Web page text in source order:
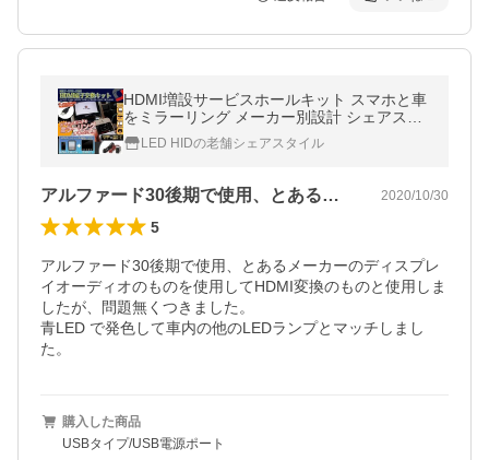
HDMI増設サービスホールキット スマホと車
をミラーリング メーカー別設計 シェアスタ
イル カスタム パーツ
LED HIDの老舗シェアスタイル
アルファード30後期で使用、とあるメー… 2020/10/30
5
アルファード30後期で使用、とあるメーカーのディスプレ
イオーディオのものを使用してHDMI変換のものと使用しま
したが、問題無くつきました。
青LED で発色して車内の他のLEDランプとマッチしまし
た。
購入した商品
USBタイプ/USB電源ポート